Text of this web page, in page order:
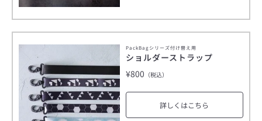
PackBagシリーズ付け替え用
ショルダーストラップ
¥800 （税込）
詳しくはこちら